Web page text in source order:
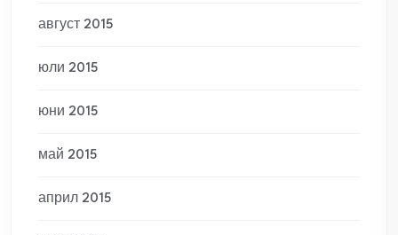
август 2015
юли 2015
юни 2015
май 2015
април 2015